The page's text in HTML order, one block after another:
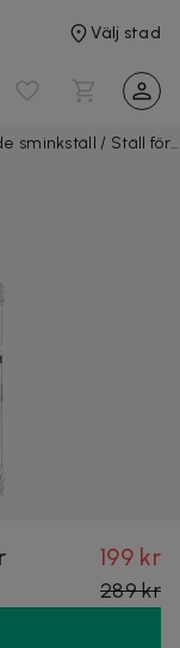
Välj stad
Roterande sminkställ / Ställ för smink
199 kr
289 kr